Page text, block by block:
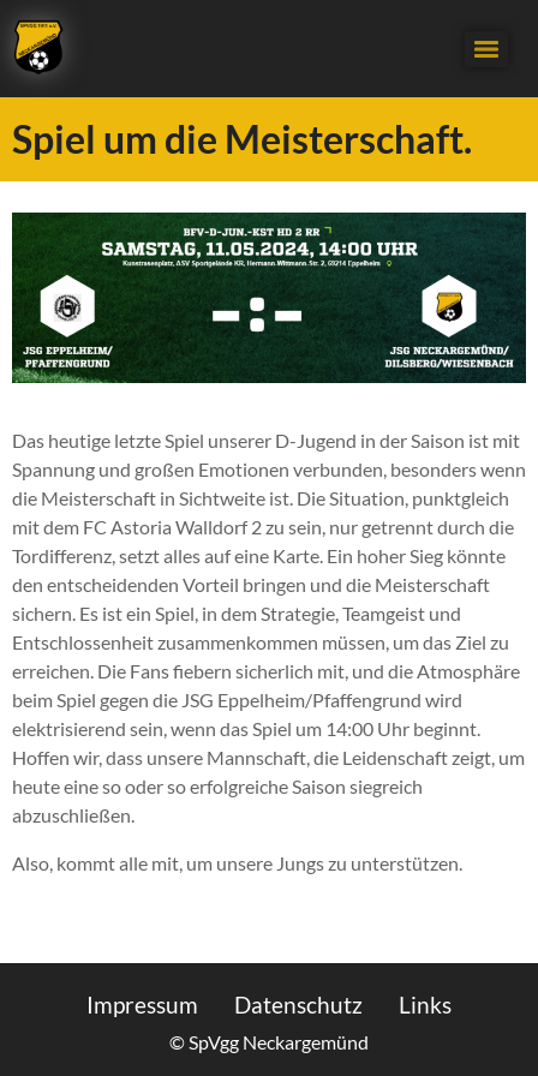
Spiel um die Meisterschaft.
Das heutige letzte Spiel unserer D-Jugend in der Saison ist mit
Spannung und großen Emotionen verbunden, besonders wenn
die Meisterschaft in Sichtweite ist. Die Situation, punktgleich
mit dem FC Astoria Walldorf 2 zu sein, nur getrennt durch die
Tordifferenz, setzt alles auf eine Karte. Ein hoher Sieg könnte
den entscheidenden Vorteil bringen und die Meisterschaft
sichern. Es ist ein Spiel, in dem Strategie, Teamgeist und
Entschlossenheit zusammenkommen müssen, um das Ziel zu
erreichen. Die Fans fiebern sicherlich mit, und die Atmosphäre
beim Spiel gegen die JSG Eppelheim/Pfaffengrund wird
elektrisierend sein, wenn das Spiel um 14:00 Uhr beginnt.
Hoffen wir, dass unsere Mannschaft, die Leidenschaft zeigt, um
heute eine so oder so erfolgreiche Saison siegreich
abzuschließen.
Also, kommt alle mit, um unsere Jungs zu unterstützen.
Impressum Datenschutz Links
© SpVgg Neckargemünd